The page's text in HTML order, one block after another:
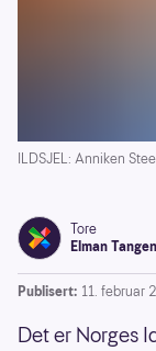
ILDSJEL: Anniken
Tore
Elman Tangen
Publisert: 11. februar
Det er Norges